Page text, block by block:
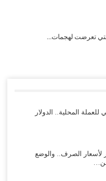
للعملة المحلية.. الدولار
لأسعار الصرف.. والوضع
عن…